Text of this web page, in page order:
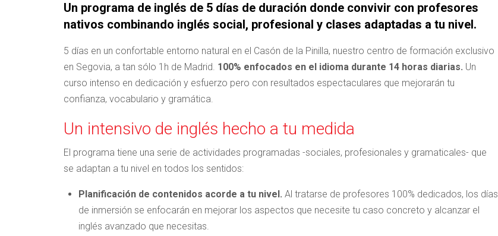
Un programa de inglés de 5 días de duración donde convivir con profesores
nativos combinando inglés social, profesional y clases adaptadas a tu nivel.
5 días en un confortable entorno natural en el Casón de la Pinilla, nuestro centro de formación exclusivo
en Segovia, a tan sólo 1h de Madrid. 100% enfocados en el idioma durante 14 horas diarias. Un
curso intenso en dedicación y esfuerzo pero con resultados espectaculares que mejorarán tu
confianza, vocabulario y gramática.
Un intensivo de inglés hecho a tu medida
El programa tiene una serie de actividades programadas -sociales, profesionales y gramaticales- que
se adaptan a tu nivel en todos los sentidos:
Planificación de contenidos acorde a tu nivel. Al tratarse de profesores 100% dedicados, los días
de inmersión se enfocarán en mejorar los aspectos que necesite tu caso concreto y alcanzar el
inglés avanzado que necesitas.